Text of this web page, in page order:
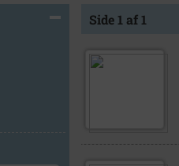
Side 1 af 1